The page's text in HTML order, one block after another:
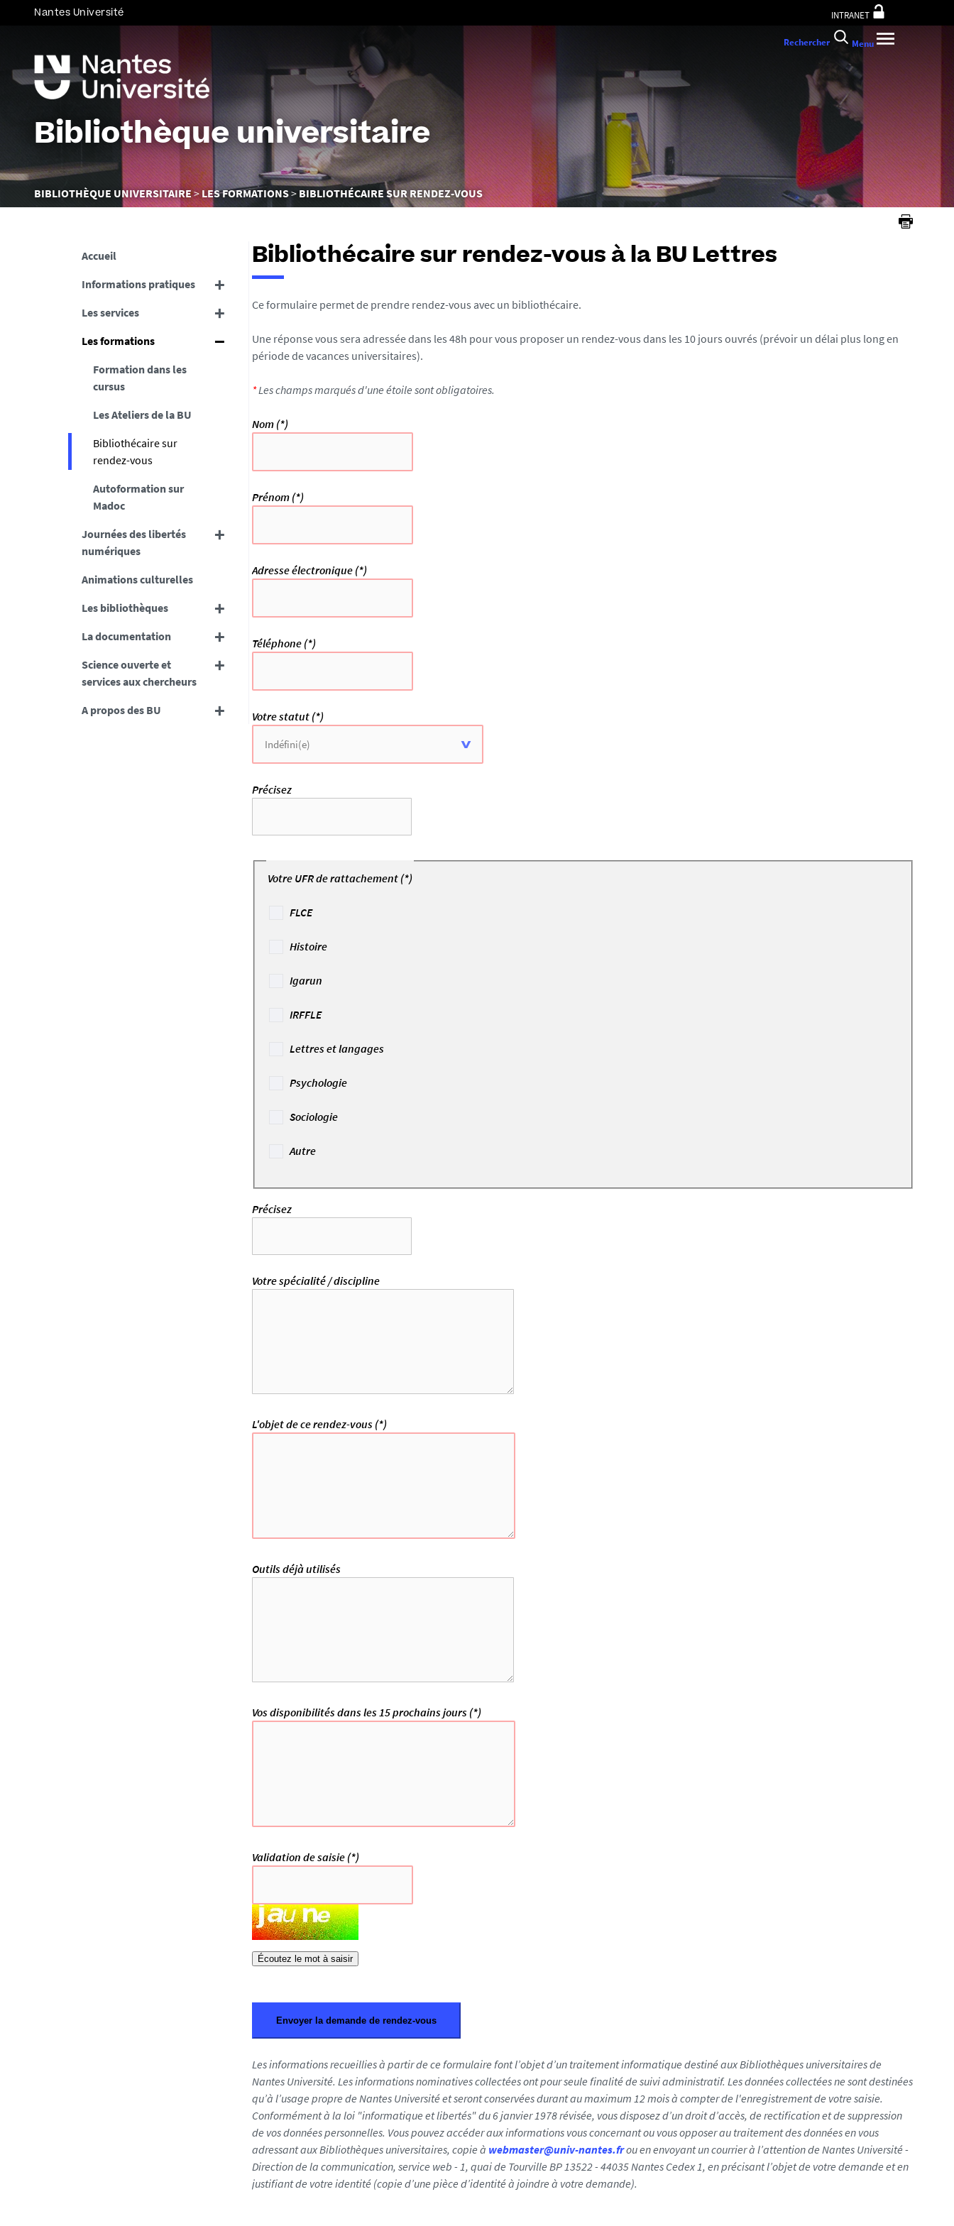
au
Nantes Université INTRANET
Bibliothèque universitaire
Vous
êtes
BIBLIOTHÈQUE UNIVERSITAIRE LES FORMATIONS BIBLIOTHÉCAIRE SUR RENDEZ-VOUS
Rechercher Menu
Accueil
Informations pratiques
Les services
Les formations
Formation dans les
cursus
Les Ateliers de la BU
Bibliothécaire sur
rendez-vous
Autoformation sur
Madoc
Journées des libertés
numériques
Animations culturelles
Les bibliothèques
La documentation
Science ouverte et
services aux chercheurs
A propos des BU
Bibliothécaire sur rendez-vous à la BU Lettres
Ce formulaire permet de prendre rendez-vous avec un bibliothécaire.
Une réponse vous sera adressée dans les 48h pour vous proposer un rendez-vous dans les 10 jours ouvrés (prévoir un délai plus long en
période de vacances universitaires).
*Les champs marqués d'une étoile sont obligatoires.
Nom (*)
Prénom (*)
Adresse électronique (*)
Téléphone (*)
Votre statut (*)
Précisez
Votre UFR de rattachement (*)
FLCE
Histoire
Igarun
IRFFLE
Lettres et langages
Psychologie
Sociologie
Autre
Précisez
Votre spécialité / discipline
L'objet de ce rendez-vous (*)
Outils déjà utilisés
Vos disponibilités dans les 15 prochains jours (*)
C
m
p
p
r
o
b
o
t
s
.
S
Validation de saisie (*)
Écoutez le mot à saisir
Les informations recueillies à partir de ce formulaire font l’objet d’un traitement informatique destiné aux Bibliothèques universitaires de
Nantes Université. Les informations nominatives collectées ont pour seule finalité de suivi administratif. Les données collectées ne sont destinées
qu’à l’usage propre de Nantes Université et seront conservées durant au maximum 12 mois à compter de l'enregistrement de votre saisie.
Conformément à la loi "informatique et libertés" du 6 janvier 1978 révisée, vous disposez d’un droit d’accès, de rectification et de suppression
de vos données personnelles. Vous pouvez accéder aux informations vous concernant ou vous opposer au traitement des données en vous
adressant aux Bibliothèques universitaires, copie à webmaster@univ-nantes.frou en envoyant un courrier à l’attention de Nantes Université -
Direction de la communication, service web - 1, quai de Tourville BP 13522 - 44035 Nantes Cedex 1, en précisant l’objet de votre demande et en
justifiant de votre identité (copie d’une pièce d’identité à joindre à votre demande).